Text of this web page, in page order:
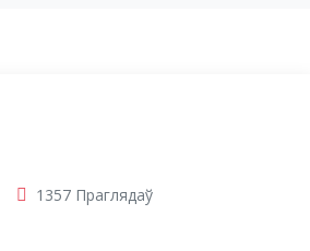
1357 Праглядаў